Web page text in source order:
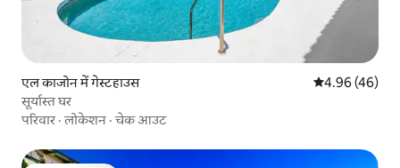
एल काजोन में गेस्टहाउस औसत रेटिंग 5 में
4.96 (46)
सूर्यास्त घर
परिवार ·लोकेशन ·चेक आउट